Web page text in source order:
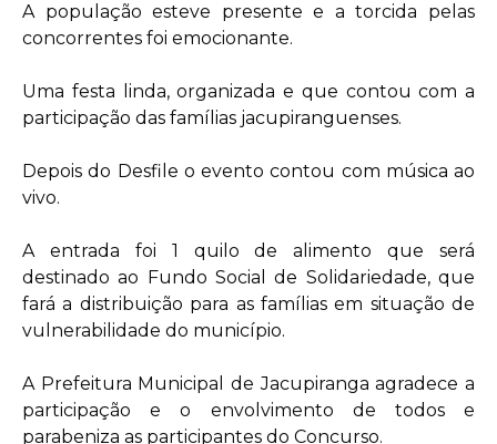
A população esteve presente e a torcida pelas
concorrentes foi emocionante.
Uma festa linda, organizada e que contou com a
participação das famílias jacupiranguenses.
Depois do Desfile o evento contou com música ao
vivo.
A entrada foi 1 quilo de alimento que será
destinado ao Fundo Social de Solidariedade, que
fará a distribuição para as famílias em situação de
vulnerabilidade do município.
A Prefeitura Municipal de Jacupiranga agradece a
participação e o envolvimento de todos e
parabeniza as participantes do Concurso.